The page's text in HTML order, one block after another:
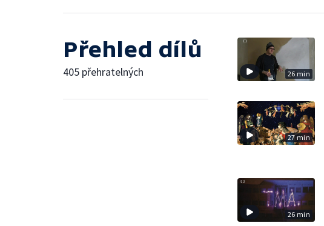
Přehled dílů
405 přehratelných 26 min
27 min
26 min